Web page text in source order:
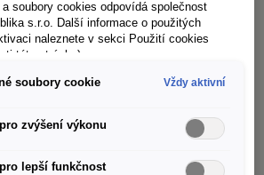
soubory cookies odpovídá společnost
s.r.o. Další informace o použitých
naleznete v sekci Použití cookies
této stránky).
soubory cookie Vždy aktivní
zvýšení výkonu
lepší funkčnost